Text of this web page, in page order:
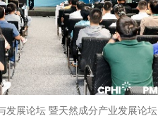
发展论坛 暨天然成分产业发展论坛